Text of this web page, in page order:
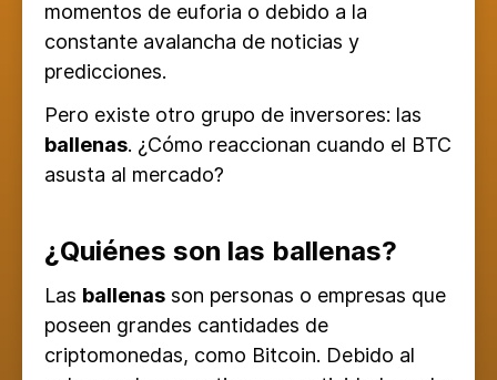
momentos de euforia o debido a la
constante avalancha de noticias y
predicciones.
Pero existe otro grupo de inversores: las
ballenas. ¿Cómo reaccionan cuando el BTC
asusta al mercado?
¿Quiénes son las ballenas?
Las ballenas son personas o empresas que
poseen grandes cantidades de
criptomonedas, como Bitcoin. Debido al